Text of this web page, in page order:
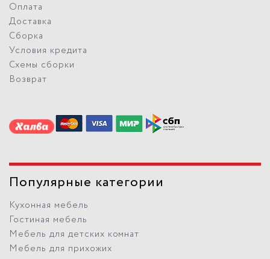
Оплата
Доставка
Сборка
Условия кредита
Схемы сборки
Возврат
Популярные категории
Кухонная мебель
Гостиная мебель
Мебель для детских комнат
Мебель для прихожих